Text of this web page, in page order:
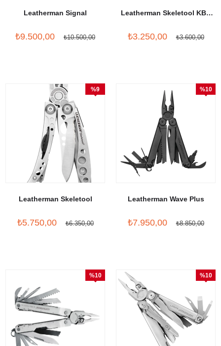
Leatherman Signal
₺9.500,00 ₺10.500,00
Leatherman Skeletool KBX
₺3.250,00 ₺3.600,00
Leatherman Skeletool
₺5.750,00 ₺6.350,00
%9
Leatherman Wave Plus
₺7.950,00 ₺8.850,00
%10
%10
%10